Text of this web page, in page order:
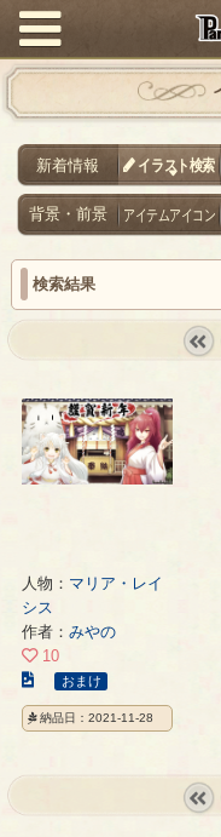
新着情報 イラスト検索
背景・前景 アイテムアイコン
検索結果
人物： マリア・レイ
シス
作者： みやの
10
こ
の
イ
おまけ
納品日：2021-11-28